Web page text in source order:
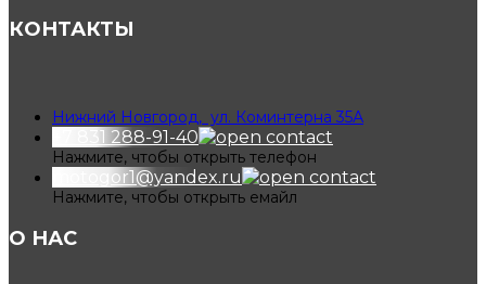
КОНТАКТЫ
Нижний Новгород, ул. Коминтерна 35А
+7 831 288-91-40
Нажмите, чтобы открыть телефон
motogor1@yandex.ru
Нажмите, чтобы открыть емайл
О НАС